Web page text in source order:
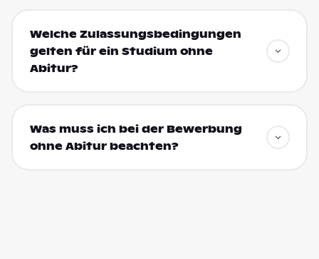
Welche Zulassungsbedingungen
gelten für ein Studium ohne
Abitur?
Was muss ich bei der Bewerbung
ohne Abitur beachten?